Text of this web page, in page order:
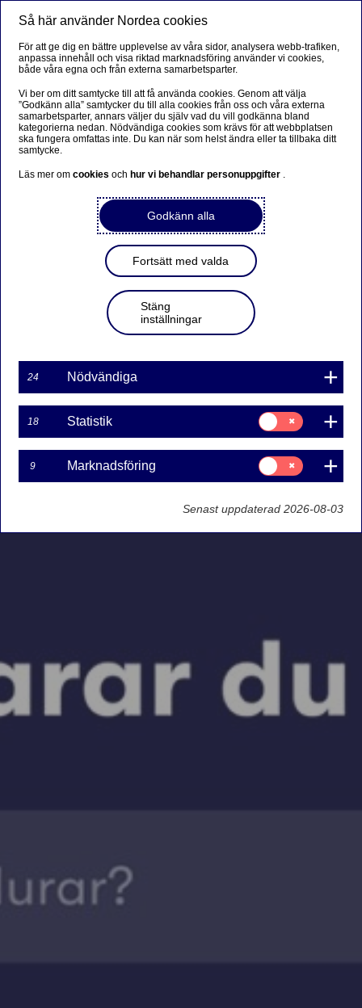
Så här använder Nordea cookies
För att ge dig en bättre upplevelse av våra sidor, analysera webb-trafiken,
anpassa innehåll och visa riktad marknadsföring använder vi cookies,
både våra egna och från externa samarbetsparter.
Vi ber om ditt samtycke till att få använda cookies. Genom att välja
”Godkänn alla” samtycker du till alla cookies från oss och våra externa
samarbetsparter, annars väljer du själv vad du vill godkänna bland
kategorierna nedan. Nödvändiga cookies som krävs för att webbplatsen
ska fungera omfattas inte. Du kan när som helst ändra eller ta tillbaka ditt
samtycke.
Läs mer omcookiesoch hur vi behandlar personuppgifter .
Godkänn alla
Fortsätt med valda
Stäng
inställningar
24 Nödvändiga
18 Statistik
Samtycke
för:
Statistik
9 Marknadsföring
Samtycke
för:
Marknadsföring
Senast uppdaterad 2026-08-03